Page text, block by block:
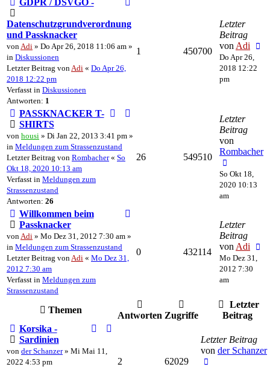
Datenschutzgrundverordnung
und Passknacker
von Adi » Do Apr 26, 2018 11:06 am »
in Diskussionen
Letzter Beitrag von Adi « Do Apr 26,
2018 12:22 pm
Verfasst in Diskussionen
Antworten: 1
1 450700
Letzter
Beitrag
von Adi
Do Apr 26,
2018 12:22
pm
PASSKNACKER T-
SHIRTS
von housi » Di Jan 22, 2013 3:41 pm »
in Meldungen zum Strassenzustand
Letzter Beitrag von Rombacher« So
Okt 18, 2020 10:13 am
Verfasst in Meldungen zum
Strassenzustand
Antworten: 26
26 549510
Letzter
Beitrag
von
Rombacher
So Okt 18,
2020 10:13
am
Willkommen beim
Passknacker
von Adi » Mo Dez 31, 2012 7:30 am »
in Meldungen zum Strassenzustand
Letzter Beitrag von Adi « Mo Dez 31,
2012 7:30 am
Verfasst in Meldungen zum
Strassenzustand
0 432114
Letzter
Beitrag
von Adi
Mo Dez 31,
2012 7:30
am
Themen
Antworten Zugriffe
Letzter
Beitrag
Korsika -
Sardinien
von der Schanzer» Mi Mai 11,
2022 4:53 pm
2 62029
Letzter Beitrag
von der Schanzer